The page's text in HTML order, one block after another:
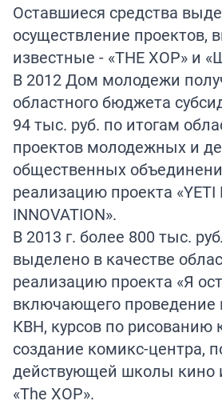
Оставшиеся средства
осуществление проектов,
известные - «THE ХОР» и
В 2012 Дом молодежи
областного бюджета
94 тыс. руб. по итогам
проектов молодежных и
общественных
реализацию проекта «YETI
INNOVATION».
В 2013 г. более 800 тыс.
выделено в качестве
реализацию проекта «Я
включающего проведение
КВН, курсов по рисованию
создание комикс-центра,
действующей школы кино
«The XOP».